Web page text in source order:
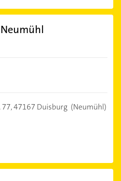
77,47167 Duisburg (Neumühl)